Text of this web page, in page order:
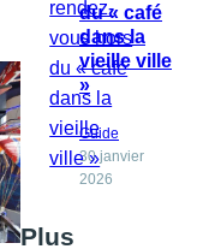
du « café
dans la
vieille ville
»
Guide
30 janvier
2026
Plus